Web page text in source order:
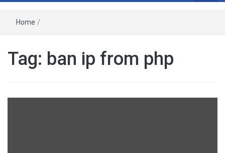
Home /
Tag: ban ip from php